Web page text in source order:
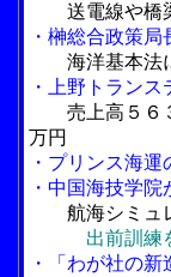
送電線や橋
・榊総合政策
海洋基本法
・上野トラン
売上高５６
万円
・プリンス海
・中国海技学
航海シミュ
出前訓練
・「わが社の新